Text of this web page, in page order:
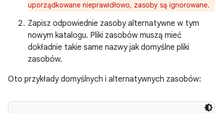
uporządkowane nieprawidłowo, zasoby są ignorowane.
Zapisz odpowiednie zasoby alternatywne w tym
nowym katalogu. Pliki zasobów muszą mieć
dokładnie takie same nazwy jak domyślne pliki
zasobów.
Oto przykłady domyślnych i alternatywnych zasobów: